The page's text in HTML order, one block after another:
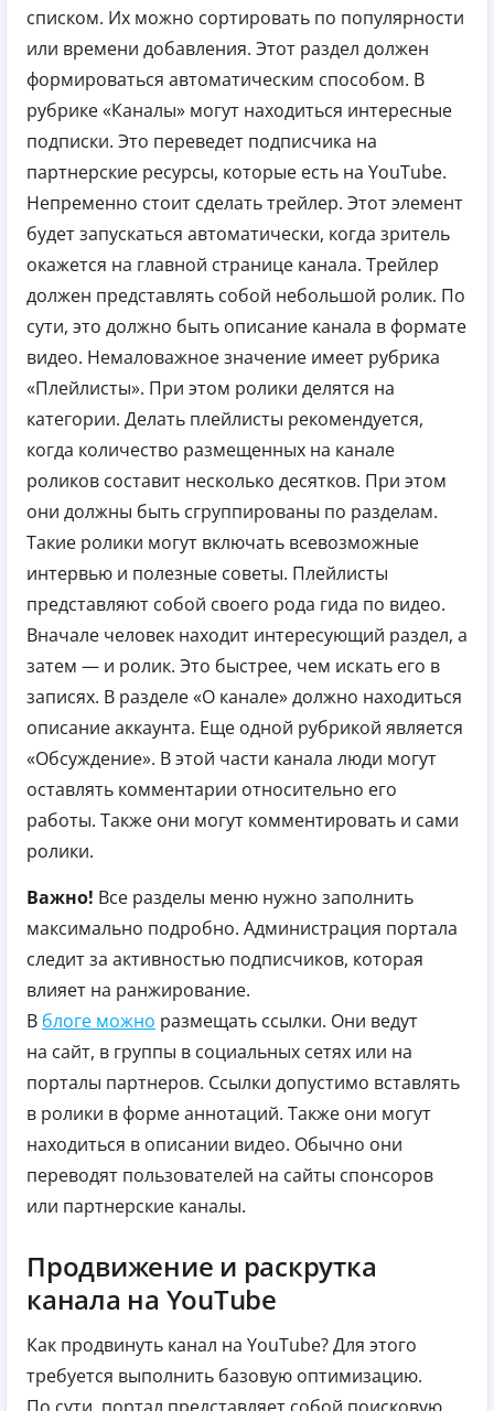
списком. Их можно сортировать по популярности
или времени добавления. Этот раздел должен
формироваться автоматическим способом. В
рубрике «Каналы» могут находиться интересные
подписки. Это переведет подписчика на
партнерские ресурсы, которые есть на YouTube.
Непременно стоит сделать трейлер. Этот элемент
будет запускаться автоматически, когда зритель
окажется на главной странице канала. Трейлер
должен представлять собой небольшой ролик. По
сути, это должно быть описание канала в формате
видео. Немаловажное значение имеет рубрика
«Плейлисты». При этом ролики делятся на
категории. Делать плейлисты рекомендуется,
когда количество размещенных на канале
роликов составит несколько десятков. При этом
они должны быть сгруппированы по разделам.
Такие ролики могут включать всевозможные
интервью и полезные советы. Плейлисты
представляют собой своего рода гида по видео.
Вначале человек находит интересующий раздел, а
затем — и ролик. Это быстрее, чем искать его в
записях. В разделе «О канале» должно находиться
описание аккаунта. Еще одной рубрикой является
«Обсуждение». В этой части канала люди могут
оставлять комментарии относительно его
работы. Также они могут комментировать и сами
ролики.
Важно! Все разделы меню нужно заполнить
максимально подробно. Администрация портала
следит за активностью подписчиков, которая
влияет на ранжирование.
В блоге можно размещать ссылки. Они ведут
на сайт, в группы в социальных сетях или на
порталы партнеров. Ссылки допустимо вставлять
в ролики в форме аннотаций. Также они могут
находиться в описании видео. Обычно они
переводят пользователей на сайты спонсоров
или партнерские каналы.
Продвижение и раскрутка
канала на YouTube
Как продвинуть канал на YouTube? Для этого
требуется выполнить базовую оптимизацию.